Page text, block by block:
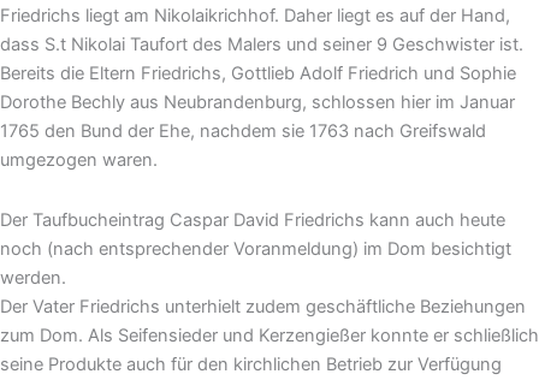
Friedrichs liegt am Nikolaikrichhof. Daher liegt es auf der Hand,
dass S.t Nikolai Taufort des Malers und seiner 9 Geschwister ist.
Bereits die Eltern Friedrichs, Gottlieb Adolf Friedrich und Sophie
Dorothe Bechly aus Neubrandenburg, schlossen hier im Januar
1765 den Bund der Ehe, nachdem sie 1763 nach Greifswald
umgezogen waren.
Der Taufbucheintrag Caspar David Friedrichs kann auch heute
noch (nach entsprechender Voranmeldung) im Dom besichtigt
werden.
Der Vater Friedrichs unterhielt zudem geschäftliche Beziehungen
zum Dom. Als Seifensieder und Kerzengießer konnte er schließlich
seine Produkte auch für den kirchlichen Betrieb zur Verfügung